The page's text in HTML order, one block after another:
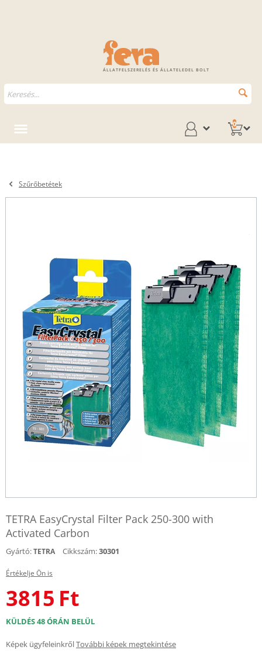
ÁLLATFELSZERELÉS ÉS ÁLLATELEDEL BOLT
0
Szűrőbetétek
TETRA EasyCrystal Filter Pack 250-300 with
Activated Carbon
Gyártó:TETRA Cikkszám:30301
Értékelje Ön is
3815 Ft
KÜLDÉS 48 ÓRÁN BELÜL
Képek ügyfeleinkrőlTovábbi képek megtekintése